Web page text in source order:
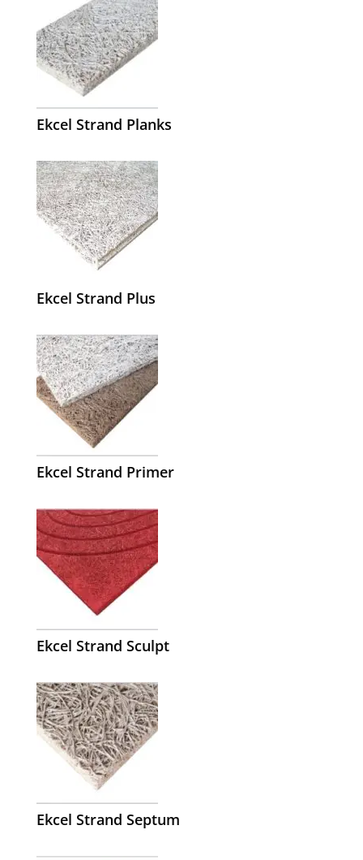
Ekcel Strand Planks
Ekcel Strand Plus
Ekcel Strand Primer
Ekcel Strand Sculpt
Ekcel Strand Septum